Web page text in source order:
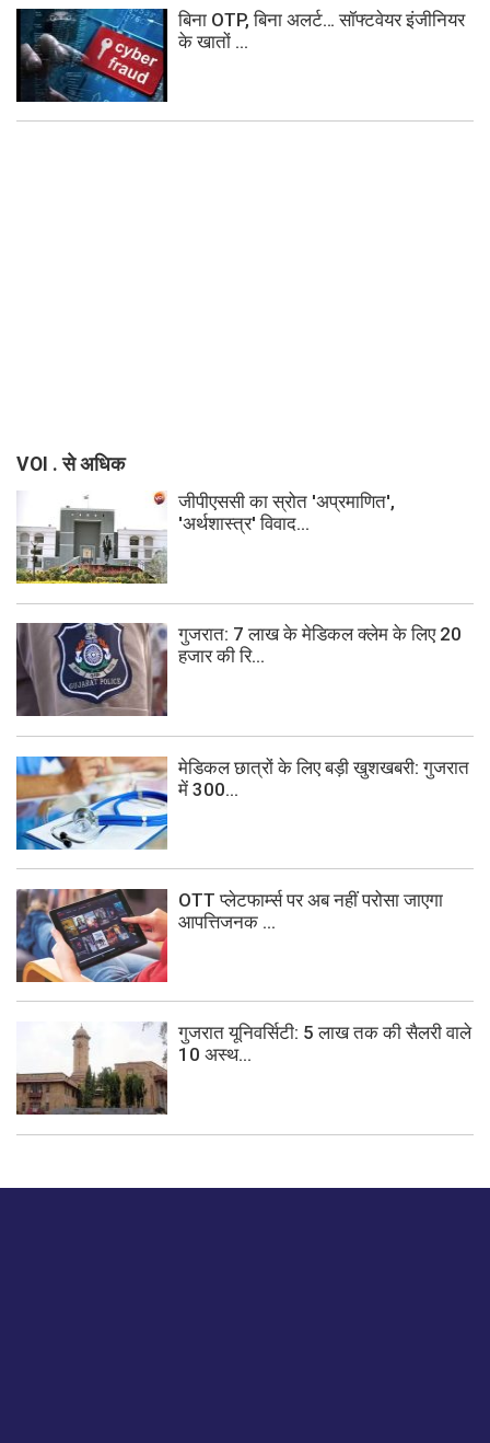
बिना OTP, बिना अलर्ट… सॉफ्टवेयर इंजीनियर
के खातों ...
VOI . से अधिक
जीपीएससी का स्रोत 'अप्रमाणित',
'अर्थशास्त्र' विवाद...
गुजरात: 7 लाख के मेडिकल क्लेम के लिए 20
हजार की रि...
मेडिकल छात्रों के लिए बड़ी खुशखबरी: गुजरात
में 300...
OTT प्लेटफार्म्स पर अब नहीं परोसा जाएगा
आपत्तिजनक ...
गुजरात यूनिवर्सिटी: 5 लाख तक की सैलरी वाले
10 अस्थ...